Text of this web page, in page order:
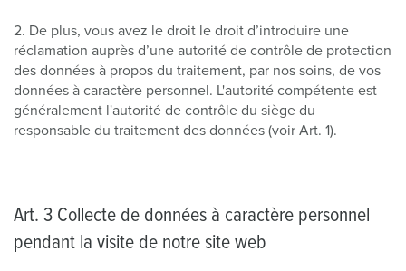
2. De plus, vous avez le droit le droit d’introduire une
réclamation auprès d’une autorité de contrôle de protection
des données à propos du traitement, par nos soins, de vos
données à caractère personnel. L'autorité compétente est
généralement l'autorité de contrôle du siège du
responsable du traitement des données (voir Art. 1).
Art. 3 Collecte de données à caractère personnel
pendant la visite de notre site web